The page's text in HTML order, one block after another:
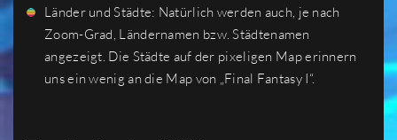
Länder und Städte: Natürlich werden auch, je nach
Zoom-Grad, Ländernamen bzw. Städtenamen
angezeigt. Die Städte auf der pixeligen Map erinnern
uns ein wenig an die Map von „Final Fantasy I“.